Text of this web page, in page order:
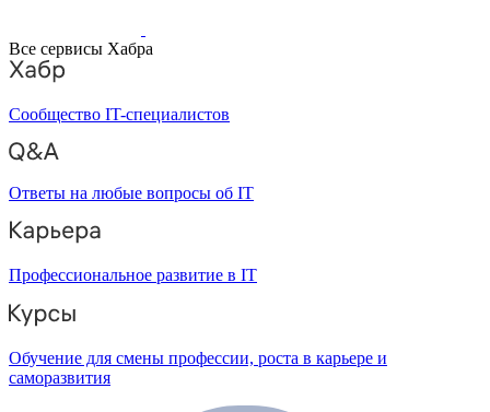
Все сервисы Хабра
Сообщество IT-специалистов
Ответы на любые вопросы об IT
Профессиональное развитие в IT
Обучение для смены профессии, роста в карьере и
саморазвития